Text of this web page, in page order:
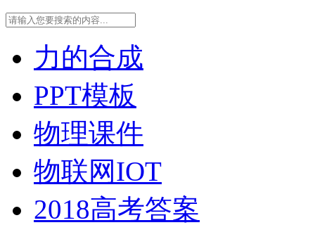
力的合成
PPT模板
物理课件
物联网IOT
2018高考答案